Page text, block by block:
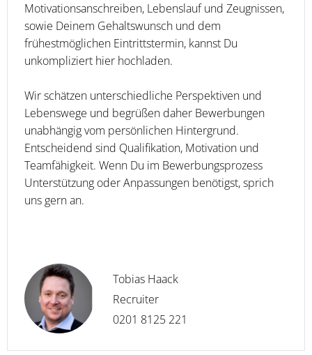
Motivationsanschreiben, Lebenslauf und Zeugnissen,
sowie Deinem Gehaltswunsch und dem
frühestmöglichen Eintrittstermin, kannst Du
unkompliziert hier hochladen.
Wir schätzen unterschiedliche Perspektiven und
Lebenswege und begrüßen daher Bewerbungen
unabhängig vom persönlichen Hintergrund.
Entscheidend sind Qualifikation, Motivation und
Teamfähigkeit. Wenn Du im Bewerbungsprozess
Unterstützung oder Anpassungen benötigst, sprich
uns gern an.
Tobias Haack
Recruiter
0201 8125 221